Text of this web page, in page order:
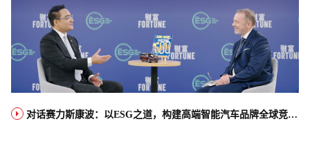
对话赛力斯康波：以ESG之道，构建高端智能汽车品牌全球竞争力